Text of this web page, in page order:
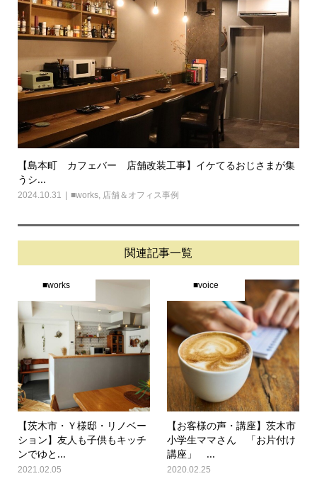
【島本町 カフェバー 店舗改装工事】イケてるおじさまが集
うシ...
2024.10.31 ■works, 店舗＆オフィス事例
関連記事一覧
■works
【茨木市・Ｙ様邸・リノベー
ション】友人も子供もキッチ
ンでゆと...
2021.02.05
■voice
【お客様の声・講座】茨木市
小学生ママさん 「お片付け
講座」 ...
2020.02.25